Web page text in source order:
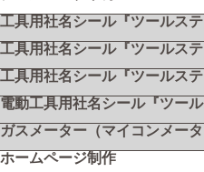
工具用社名シール『ツールステ
工具用社名シール『ツールステ
工具用社名シール『ツールステ
電動工具用社名シール『ツー
ガスメーター（マイコンメー
ホームページ制作